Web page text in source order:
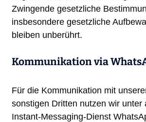
Zwingende gesetzliche
insbesondere gesetzliche
bleiben unberührt.
Kommunikation via
Für die Kommunikation mit
sonstigen Dritten nutzen wir unter
Instant-Messaging-Dienst